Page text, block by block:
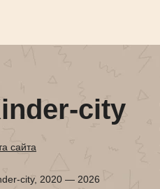
city
сайта
city, 2020 — 2026